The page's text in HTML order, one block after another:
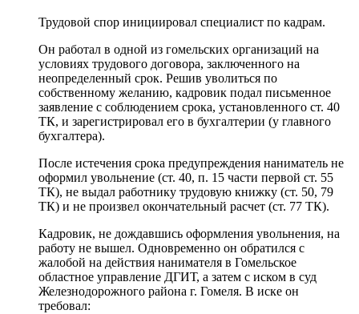
Трудовой спор инициировал специалист по кадрам.
Он работал в одной из гомельских организаций на
условиях трудового договора, заключенного на
неопределенный срок. Решив уволиться по
собственному желанию, кадровик подал письменное
заявление с соблюдением срока, установленного ст. 40
ТК, и зарегистрировал его в бухгалтерии (у главного
бухгалтера).
После истечения срока предупреждения наниматель не
оформил увольнение (ст. 40, п. 15 части первой ст. 55
ТК), не выдал работнику трудовую книжку (ст. 50, 79
ТК) и не произвел окончательный расчет (ст. 77 ТК).
Кадровик, не дождавшись оформления увольнения, на
работу не вышел. Одновременно он обратился с
жалобой на действия нанимателя в Гомельское
областное управление ДГИТ, а затем с иском в суд
Железнодорожного района г. Гомеля. В иске он
требовал: